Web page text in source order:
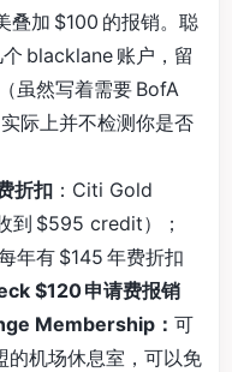
叠加 $100 的报销。聪
blacklane 账户，留
（虽然写着需要 BofA
际上并不检测你是否
折扣 ：Citi Gold
到 $595 credit）；
年有 $145 年费折扣
$120 申请费报销
Membership： 可
的机场休息室，可以免